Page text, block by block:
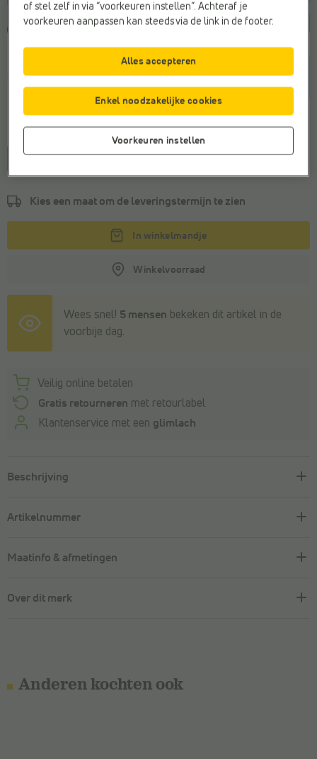
Beige
Maat
Kies een maat om de leveringstermijn te zien
In winkelmandje
Winkelvoorraad
Wees snel! 5 mensen bekeken dit artikel in de
voorbije dag.
Veilig online betalen
Gratis retourneren met retourlabel
Klantenservice met een glimlach
Beschrijving
Artikelnummer
Maatinfo & afmetingen
Over dit merk
Anderen kochten ook
of stel zelf in via “voorkeuren instellen”. Achteraf je
voorkeuren aanpassen kan steeds via de link in de footer.
Voorkeuren instellen
Enkel noodzakelijke cookies
Alles accepteren